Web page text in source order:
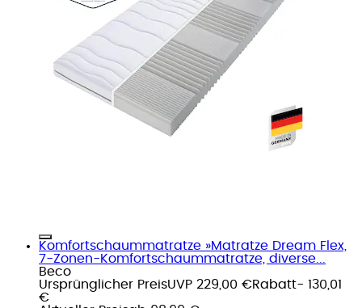
Komfortschaummatratze »Matratze Dream Flex,
7-Zonen-Komfortschaummatratze, diverse...
Beco
Ursprünglicher PreisUVP 229,00 €Rabatt- 130,01
€